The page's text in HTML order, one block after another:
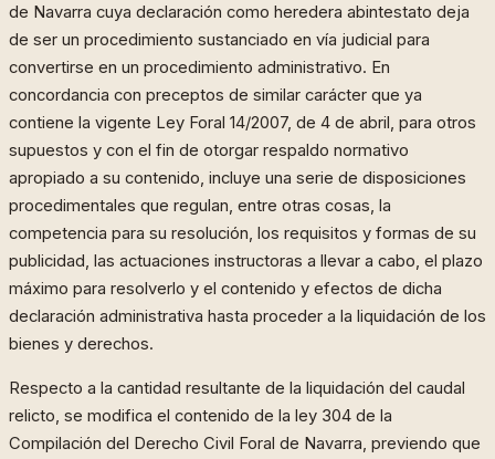
de Navarra cuya declaración como heredera abintestato deja
de ser un procedimiento sustanciado en vía judicial para
convertirse en un procedimiento administrativo. En
concordancia con preceptos de similar carácter que ya
contiene la vigente Ley Foral 14/2007, de 4 de abril, para otros
supuestos y con el fin de otorgar respaldo normativo
apropiado a su contenido, incluye una serie de disposiciones
procedimentales que regulan, entre otras cosas, la
competencia para su resolución, los requisitos y formas de su
publicidad, las actuaciones instructoras a llevar a cabo, el plazo
máximo para resolverlo y el contenido y efectos de dicha
declaración administrativa hasta proceder a la liquidación de los
bienes y derechos.
Respecto a la cantidad resultante de la liquidación del caudal
relicto, se modifica el contenido de la ley 304 de la
Compilación del Derecho Civil Foral de Navarra, previendo que